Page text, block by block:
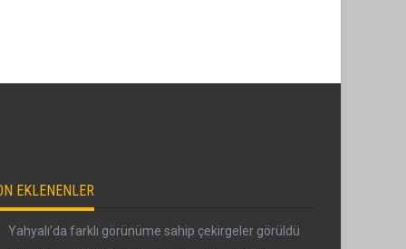
EKLENENLER
Yahyalı’da farklı görünüme sahip çekirgeler görüldü